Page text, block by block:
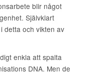
blir något
Självklart
detta och vikten av
enkla att spalta
DNA. Men de